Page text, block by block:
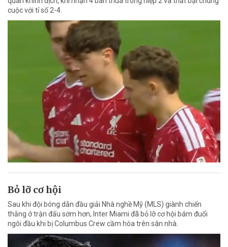
cuộc với tỉ số 2-4.
Bỏ lỡ cơ hội
Sau khi đội bóng dẫn đầu giải Nhà nghề Mỹ (MLS) giành chiến
thắng ở trận đấu sớm hơn, Inter Miami đã bỏ lỡ cơ hội bám đuổi
ngôi đầu khi bị Columbus Crew cầm hòa trên sân nhà.